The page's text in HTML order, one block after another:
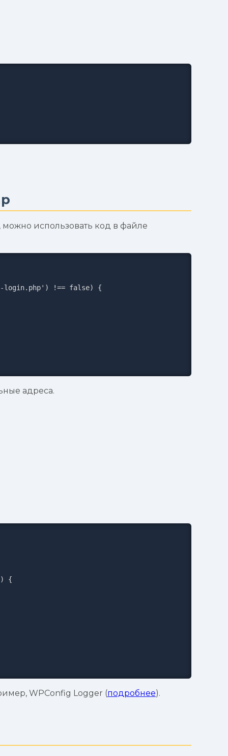
использовать код в файле
адреса.
WPConfig Logger (подробнее).